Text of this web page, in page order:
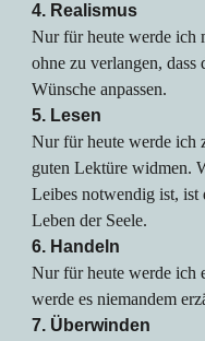
4. Realismus
Nur für heute werde ich
ohne zu verlangen, dass
Wünsche anpassen.
5. Lesen
Nur für heute werde ich
guten Lektüre widmen.
Leibes notwendig ist,
Leben der Seele.
6. Handeln
Nur für heute werde ich
werde es niemandem
7. Überwinden